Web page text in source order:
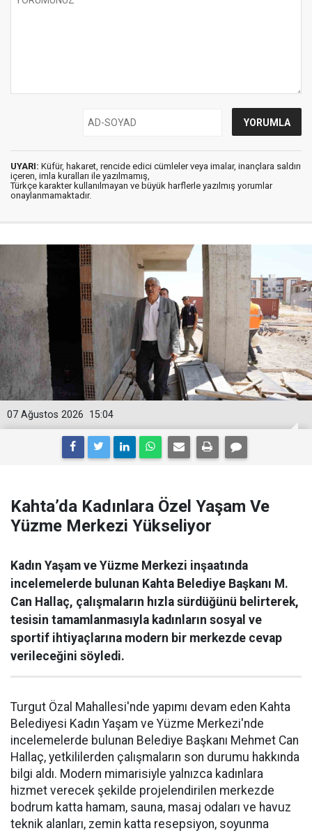
UYARI: Küfür, hakaret, rencide edici cümleler veya imalar, inançlara saldırı
içeren, imla kuralları ile yazılmamış,
Türkçe karakter kullanılmayan ve büyük harflerle yazılmış yorumlar
onaylanmamaktadır.
15:04
07 Ağustos 2026
Kahta’da Kadınlara Özel Yaşam Ve
Yüzme Merkezi Yükseliyor
Kadın Yaşam ve Yüzme Merkezi inşaatında
incelemelerde bulunan Kahta Belediye Başkanı M.
Can Hallaç, çalışmaların hızla sürdüğünü belirterek,
tesisin tamamlanmasıyla kadınların sosyal ve
sportif ihtiyaçlarına modern bir merkezde cevap
verileceğini söyledi.
Turgut Özal Mahallesi'nde yapımı devam eden Kahta
Belediyesi Kadın Yaşam ve Yüzme Merkezi'nde
incelemelerde bulunan Belediye Başkanı Mehmet Can
Hallaç, yetkililerden çalışmaların son durumu hakkında
bilgi aldı. Modern mimarisiyle yalnızca kadınlara
hizmet verecek şekilde projelendirilen merkezde
bodrum katta hamam, sauna, masaj odaları ve havuz
teknik alanları, zemin katta resepsiyon, soyunma